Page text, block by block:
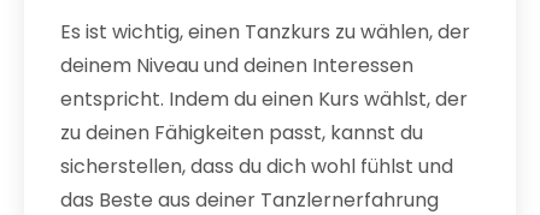
Es ist wichtig, einen Tanzkurs zu wählen, der
deinem Niveau und deinen Interessen
entspricht. Indem du einen Kurs wählst, der
zu deinen Fähigkeiten passt, kannst du
sicherstellen, dass du dich wohl fühlst und
das Beste aus deiner Tanzlernerfahrung